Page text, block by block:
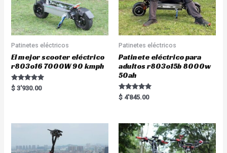
Patinetes eléctricos
El mejor scooter eléctrico
r803o16 7000W 90 kmph
Rated
5.00
$ 3'930.00
Patinetes eléctricos
Patinete eléctrico para
adultos r803o15b 8000w
50ah
Rated
5.00
$ 4'845.00